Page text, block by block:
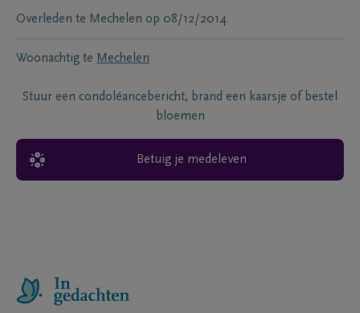
Overleden te Mechelen op 08/12/2014
Woonachtig te Mechelen
Stuur een condoléancebericht, brand een kaarsje of bestel
bloemen
Betuig je medeleven